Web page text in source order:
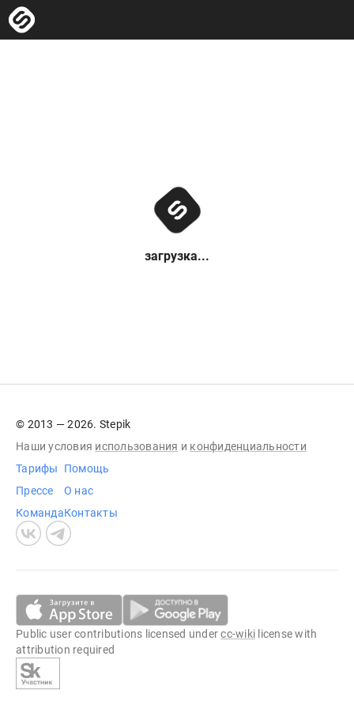
загрузка...
© 2013 — 2026. Stepik
Наши условия использования и конфиденциальности
Тарифы
Прессе
Команда
Помощь
О нас
Контакты
Public user contributions licensed undercc-wiki license with
attribution required